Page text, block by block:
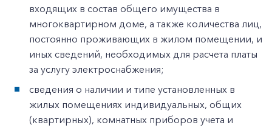
входящих в состав общего имущества в
многоквартирном доме, а также количества лиц,
постоянно проживающих в жилом помещении, и
иных сведений, необходимых для расчета платы
за услугу электроснабжения;
сведения о наличии и типе установленных в
жилых помещениях индивидуальных, общих
(квартирных), комнатных приборов учета и